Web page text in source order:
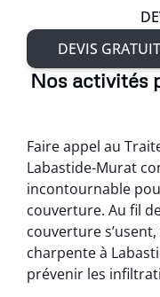
DEVIS GRATUIT
Nos activités
Faire appel au
Labastide-Murat
incontournable
couverture. Au fil
couverture
charpente à
prévenir les